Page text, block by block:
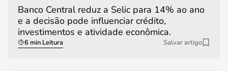
Banco Central reduz a Selic para 14% ao ano
e a decisão pode influenciar crédito,
investimentos e atividade econômica.
6 min Leitura Salvar artigo